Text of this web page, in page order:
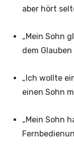
aber hört
„Mein Sohn
dem
„Ich wollte
einen Sohn
„Mein Sohn